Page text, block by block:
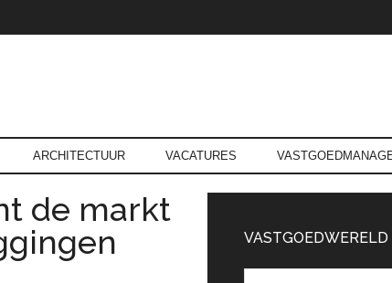
ARCHITECTUUR VACATURES
de markt
Sidebar